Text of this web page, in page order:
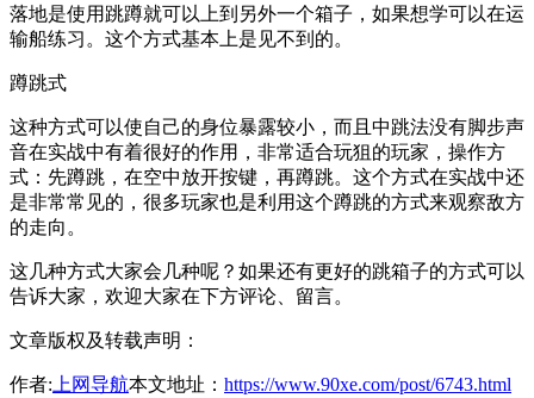
落地是使用跳蹲就可以上到另外一个箱子，如果想学可以在运
输船练习。这个方式基本上是见不到的。
蹲跳式
这种方式可以使自己的身位暴露较小，而且中跳法没有脚步声
音在实战中有着很好的作用，非常适合玩狙的玩家，操作方
式：先蹲跳，在空中放开按键，再蹲跳。这个方式在实战中还
是非常常见的，很多玩家也是利用这个蹲跳的方式来观察敌方
的走向。
这几种方式大家会几种呢？如果还有更好的跳箱子的方式可以
告诉大家，欢迎大家在下方评论、留言。
文章版权及转载声明：
作者: 上网导航本文地址： https://www.90xe.com/post/6743.html